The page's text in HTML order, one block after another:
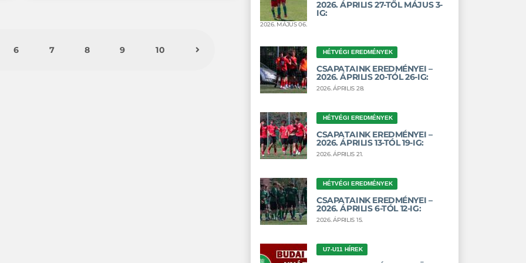
6 7 8 9 10
2026. ÁPRILIS 27-TŐL MÁJUS 3-
IG:
2026. MÁJUS 06.
HÉTVÉGI EREDMÉNYEK
CSAPATAINK EREDMÉNYEI –
2026. ÁPRILIS 20-TÓL 26-IG:
2026. ÁPRILIS 28.
HÉTVÉGI EREDMÉNYEK
CSAPATAINK EREDMÉNYEI –
2026. ÁPRILIS 13-TÓL 19-IG:
2026. ÁPRILIS 21.
HÉTVÉGI EREDMÉNYEK
CSAPATAINK EREDMÉNYEI –
2026. ÁPRILIS 6-TÓL 12-IG:
2026. ÁPRILIS 15.
U7-U11 HÍREK